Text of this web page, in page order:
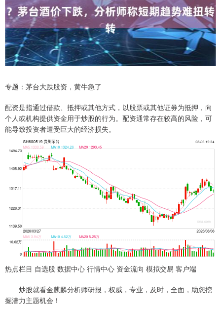
专题：茅台大跌股资，黄牛急了
配资是指通过借款、抵押或其他方式，以股票或其他证券为抵押，向
个人或机构提供资金用于炒股的行为。配资通常存在较高的风险，可
能导致投资者遭受巨大的经济损失。
热点栏目 自选股 数据中心 行情中心 资金流向 模拟交易 客户端
炒股就看金麒麟分析师研报，权威，专业，及时，全面，助您挖
掘潜力主题机会！